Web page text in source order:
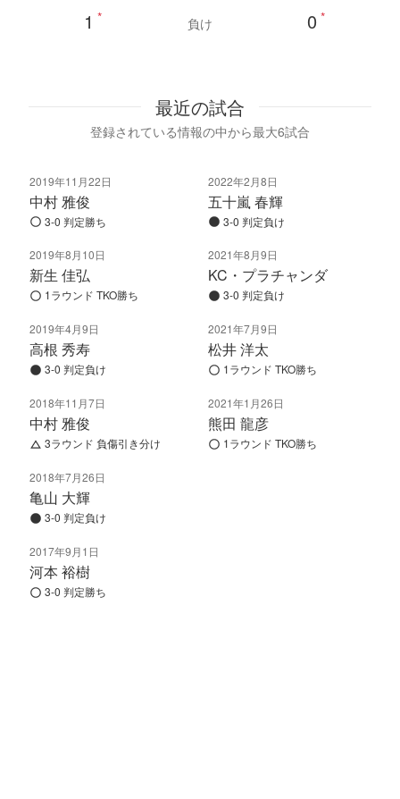
1 * 負け 0 *
最近の試合
登録されている情報の中から最大6試合
2019年11月22日
中村 雅俊
3-0 判定勝ち
2019年8月10日
新生 佳弘
1ラウンド TKO勝ち
2019年4月9日
高根 秀寿
3-0 判定負け
2018年11月7日
中村 雅俊
3ラウンド 負傷引き分け
2018年7月26日
亀山 大輝
3-0 判定負け
2017年9月1日
河本 裕樹
3-0 判定勝ち
2022年2月8日
五十嵐 春輝
3-0 判定負け
2021年8月9日
KC・プラチャンダ
3-0 判定負け
2021年7月9日
松井 洋太
1ラウンド TKO勝ち
2021年1月26日
熊田 龍彦
1ラウンド TKO勝ち